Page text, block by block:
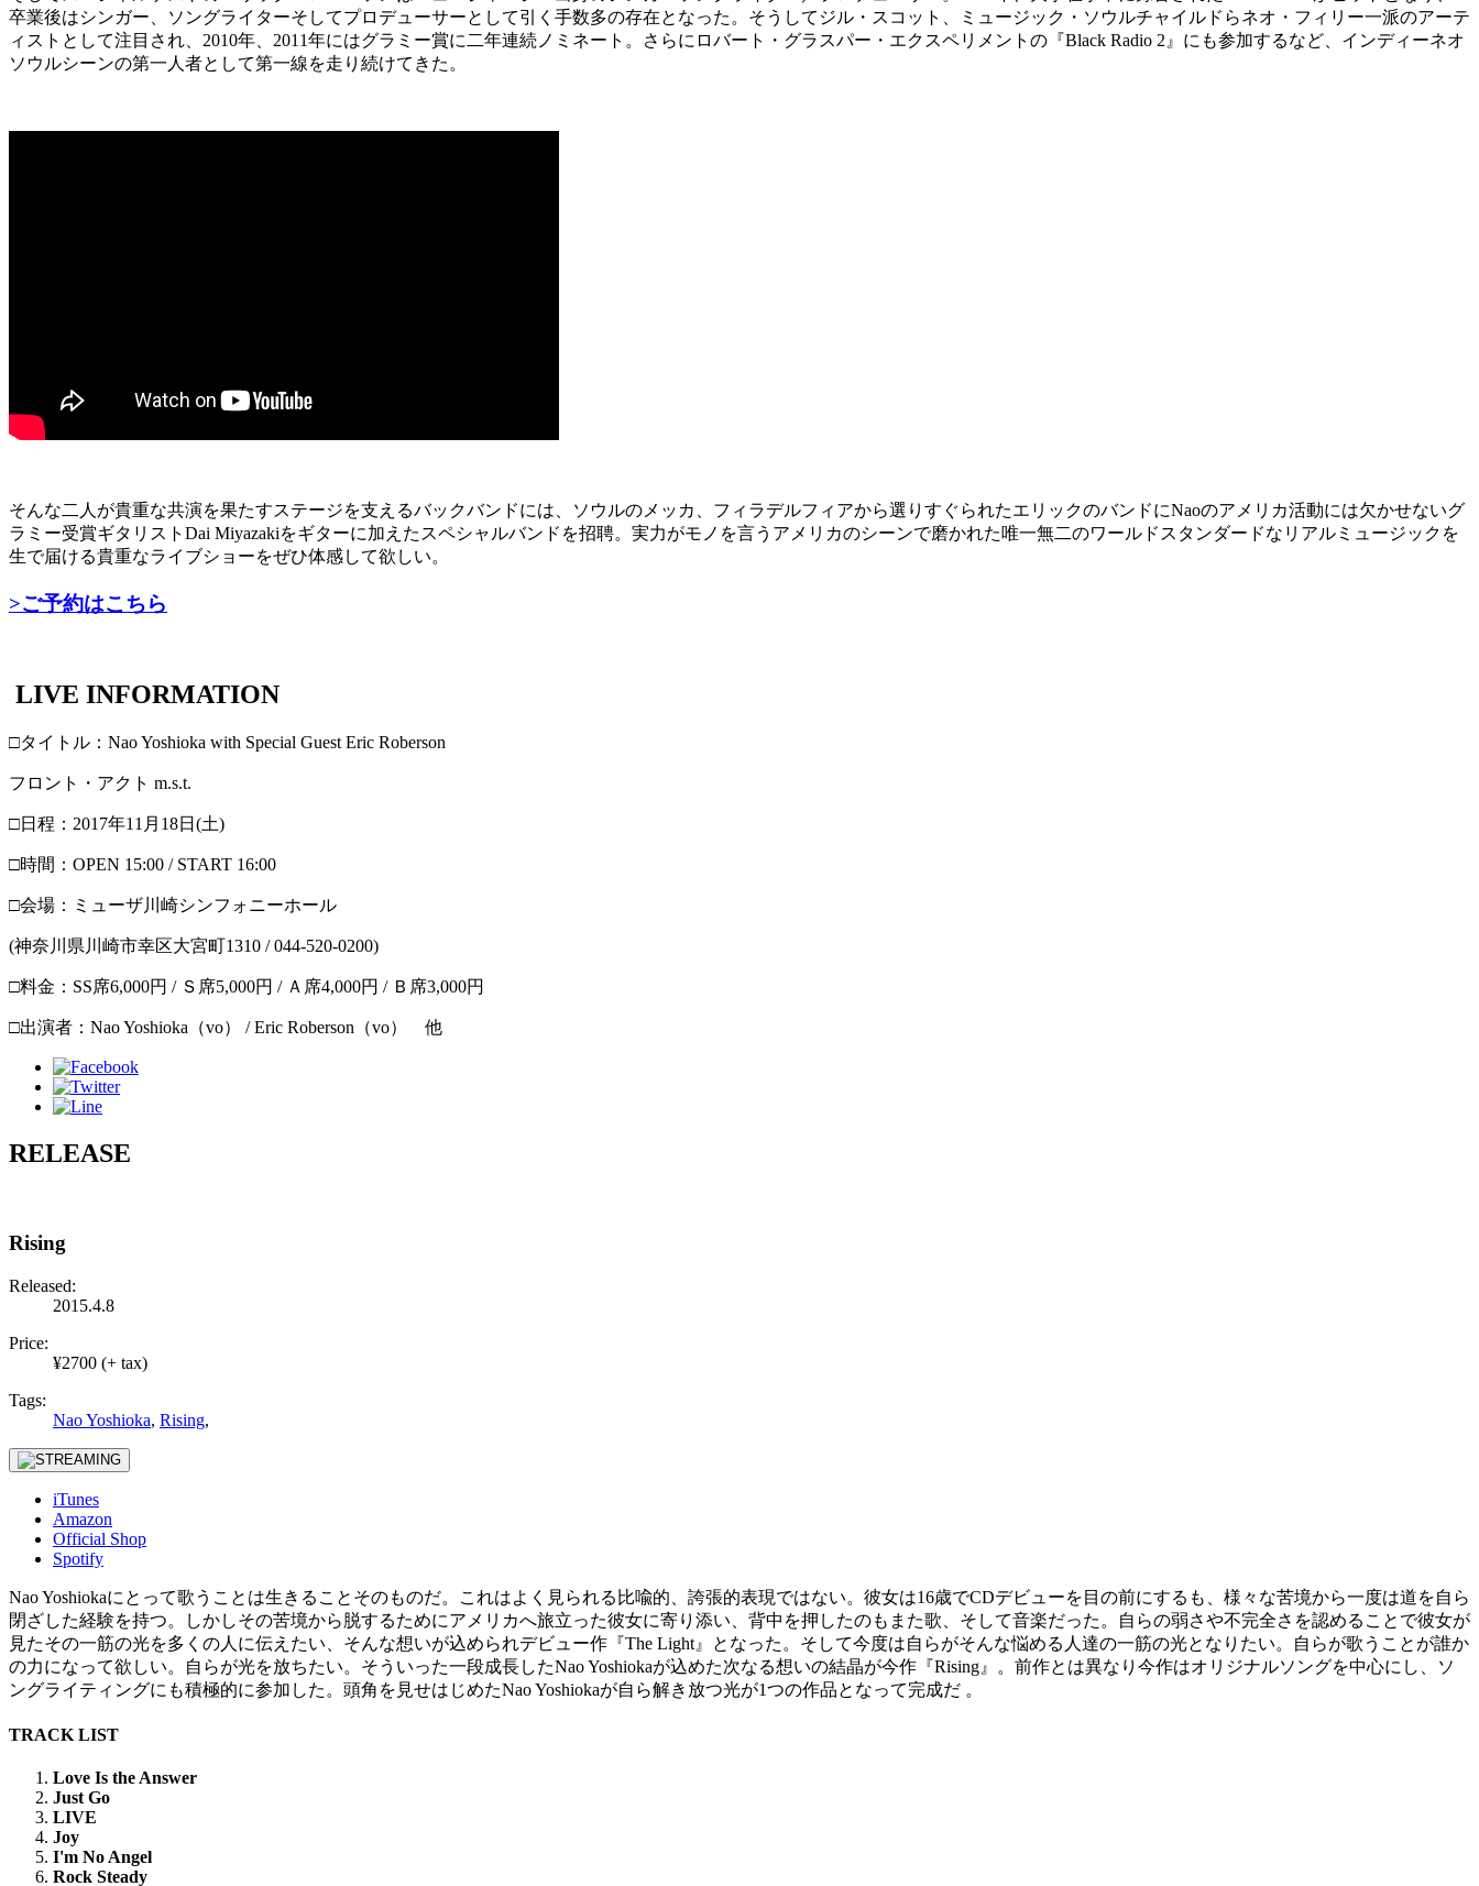
卒業後はシンガー、ソングライターそしてプロデューサーとして引く手数多の存在となった。そうしてジル・スコット、ミュージック・ソウルチャイルドらネオ・フィリー一派のアーテ
ィストとして注目され、2010年、2011年にはグラミー賞に二年連続ノミネート。さらにロバート・グラスパー・エクスペリメントの『Black Radio 2』にも参加するなど、インディーネオ
ソウルシーンの第一人者として第一線を走り続けてきた。
そんな二人が貴重な共演を果たすステージを支えるバックバンドには、ソウルのメッカ、フィラデルフィアから選りすぐられたエリックのバンドにNaoのアメリカ活動には欠かせないグ
ラミー受賞ギタリストDai Miyazakiをギターに加えたスペシャルバンドを招聘。実力がモノを言うアメリカのシーンで磨かれた唯一無二のワールドスタンダードなリアルミュージックを
生で届ける貴重なライブショーをぜひ体感して欲しい。
>ご予約はこちら
LIVE INFORMATION
□タイトル：Nao Yoshioka with Special Guest Eric Roberson
フロント・アクト m.s.t.
□日程：2017年11月18日(土)
□時間：OPEN 15:00 / START 16:00
□会場：ミューザ川崎シンフォニーホール
(神奈川県川崎市幸区大宮町1310 / 044-520-0200)
□料金：SS席6,000円 / Ｓ席5,000円 / Ａ席4,000円 / Ｂ席3,000円
□出演者：Nao Yoshioka（vo） / Eric Roberson（vo） 他
RELEASE
Rising
Released:
2015.4.8
Price:
¥2700 (+ tax)
Tags:
Nao Yoshioka, Rising,
iTunes
Amazon
Official Shop
Spotify
Nao Yoshiokaにとって歌うことは生きることそのものだ。これはよく見られる比喩的、誇張的表現ではない。彼女は16歳でCDデビューを目の前にするも、様々な苦境から一度は道を自ら
閉ざした経験を持つ。しかしその苦境から脱するためにアメリカへ旅立った彼女に寄り添い、背中を押したのもまた歌、そして音楽だった。自らの弱さや不完全さを認めることで彼女が
見たその一筋の光を多くの人に伝えたい、そんな想いが込められデビュー作『The Light』となった。そして今度は自らがそんな悩める人達の一筋の光となりたい。自らが歌うことが誰か
の力になって欲しい。自らが光を放ちたい。そういった一段成長したNao Yoshiokaが込めた次なる想いの結晶が今作『Rising』。前作とは異なり今作はオリジナルソングを中心にし、ソ
ングライティングにも積極的に参加した。頭角を見せはじめたNao Yoshiokaが自ら解き放つ光が1つの作品となって完成だ 。
TRACK LIST
Love Is the Answer
Just Go
LIVE
Joy
I'm No Angel
Rock Steady